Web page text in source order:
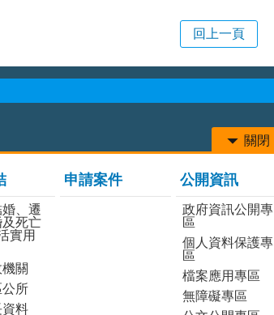
回上一頁
關閉
、遷
及死亡
實用
關
所
料
申請案件 公開資訊
政府資訊公開專
區
個人資料保護專
區
檔案應用專區
無障礙專區